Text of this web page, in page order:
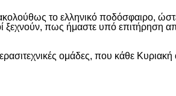
το ελληνικό ποδόσφαιρο,
ξεχνούν, πως ήμαστε υπό επιτήρηση
ομάδες, που κάθε Κυριακή